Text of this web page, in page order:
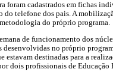
foram cadastrados em fichas
do telefone dos pais. A
do próprio programa.
de funcionamento dos
no próprio
estavam destinadas para a
dois profissionais de